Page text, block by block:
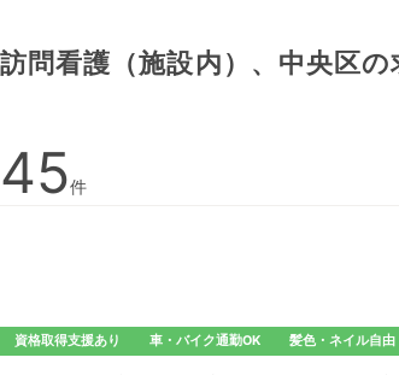
訪問看護（施設内）、中央区の
45件
資格取得支援あり 車・バイク通勤OK 髪色・ネイル自由